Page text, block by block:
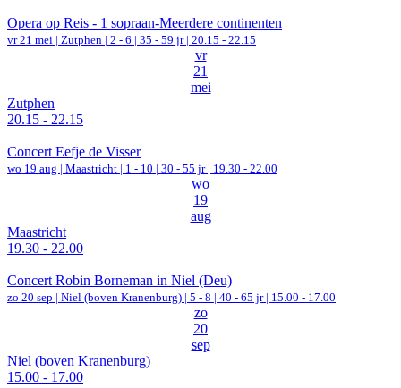
Opera op Reis - 1 sopraan-Meerdere continenten
vr 21 mei | Zutphen | 2 - 6 | 35 - 59 jr | 20.15 - 22.15
vr
21
mei
Zutphen
20.15 - 22.15
Concert Eefje de Visser
wo 19 aug | Maastricht | 1 - 10 | 30 - 55 jr | 19.30 - 22.00
wo
19
aug
Maastricht
19.30 - 22.00
Concert Robin Borneman in Niel (Deu)
zo 20 sep | Niel (boven Kranenburg) | 5 - 8 | 40 - 65 jr | 15.00 - 17.00
zo
20
sep
Niel (boven Kranenburg)
15.00 - 17.00